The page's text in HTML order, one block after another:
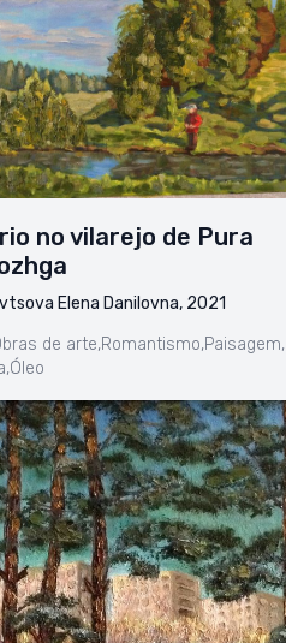
no vilarejo de Pura
Elena Danilovna, 2021
de arte,Romantismo,Paisagem,
Óleo